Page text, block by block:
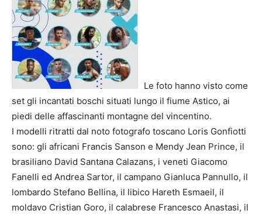
Le foto hanno visto come
set gli incantati boschi situati lungo il fiume Astico, ai
piedi delle affascinanti montagne del vincentino.
I modelli ritratti dal noto fotografo toscano Loris Gonfiotti
sono: gli africani Francis Sanson e Mendy Jean Prince, il
brasiliano David Santana Calazans, i veneti Giacomo
Fanelli ed Andrea Sartor, il campano Gianluca Pannullo, il
lombardo Stefano Bellina, il libico Hareth Esmaeil, il
moldavo Cristian Goro, il calabrese Francesco Anastasi, il